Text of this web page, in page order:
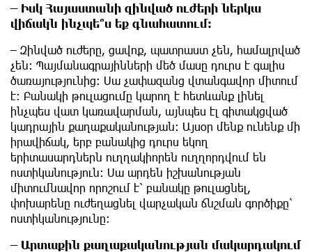
– Իսկ Հայաստանի զինված ուժերի ներկա
վիճակն ինչպե՞ս եք գնահատում։
– Զինված ուժերը, ցավոք, պատրաստ չեն, համալրված
չեն։ Պայմանագրայինների մեծ մասը դուրս է գալիս
ծառայությունից։ Սա չափազանց վտանգավոր միտում
է։ Բանակի թուլացումը կարող է հետևանք լինել
ինչպես վատ կառավարման, այնպես էլ գիտակցված
կադրային քաղաքականության։ Այսօր մենք ունենք մի
իրավիճակ, երբ բանակից դուրս եկող
երիտասարդներն ուղղակիորեն ուղղորդվում են
ոստիկանություն։ Սա արդեն իշխանության
միտումնավոր որոշում է՝ բանակը թուլացնել,
փոխարենը ուժեղացնել վարչական ճնշման գործիքը՝
ոստիկանությունը։
– Արտաքին քաղաքականության մակարդակում